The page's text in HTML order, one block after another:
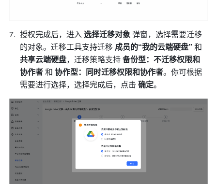
授权完成后，进入 选择迁移对象 弹窗，选择需要迁移
的对象。迁移工具支持迁移 成员的“我的云端硬盘”
共享云端硬盘，迁移策略支持 备份型：不迁移权限和
协作者 和 协作型：同时迁移权限和协作者。你可根据
需要进行选择，选择完成后，点击 确定。